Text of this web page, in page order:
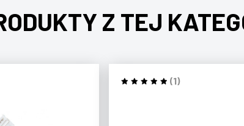
Z TEJ
(1)